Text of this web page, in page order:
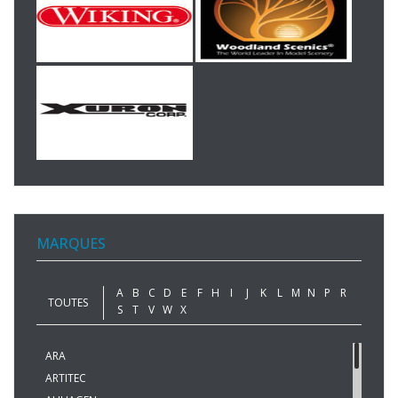
MARQUES
TOUTES
A B C D E F H I J K L M N P
R
S
T V W X
ARA
ARTITEC